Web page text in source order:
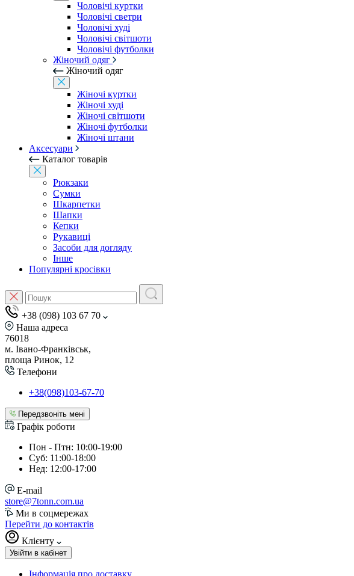
Чоловічі куртки
Чоловічі светри
Чоловічі худі
Чоловічі світшоти
Чоловічі футболки
Жіночий одяг
Жіночий одяг
Жіночі куртки
Жіночі худі
Жіночі світшоти
Жіночі футболки
Жіночі штани
Аксесуари
Каталог товарів
Рюкзаки
Сумки
Шкарпетки
Шапки
Кепки
Рукавиці
Засоби для догляду
Інше
Популярні кросівки
+38 (098) 103 67 70
Наша адреса
76018
м. Івано-Франківськ,
площа Ринок, 12
Телефони
+38(098)103-67-70
Передзвоніть мені
Графік роботи
Пон - Птн: 10:00-19:00
Суб: 11:00-18:00
Нед: 12:00-17:00
E-mail
store@7tonn.com.ua
Ми в соцмережах
Перейти до контактів
Клієнту
Увійти в кабінет
Інформація про доставку